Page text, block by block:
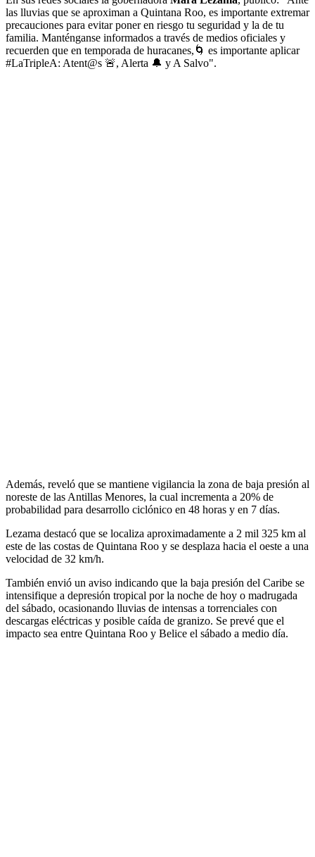
las lluvias que se aproximan a Quintana Roo, es importante extremar
precauciones para evitar poner en riesgo tu seguridad y la de tu
familia. Manténganse informados a través de medios oficiales y
recuerden que en temporada de huracanes,🌀 es importante aplicar
#LaTripleA: Atent@s 🚨, Alerta 🔔 y A Salvo".
Además, reveló que se mantiene vigilancia la zona de baja presión al
noreste de las Antillas Menores, la cual incrementa a 20% de
probabilidad para desarrollo ciclónico en 48 horas y en 7 días.
Lezama destacó que se localiza aproximadamente a 2 mil 325 km al
este de las costas de Quintana Roo y se desplaza hacia el oeste a una
velocidad de 32 km/h.
También envió un aviso indicando que la baja presión del Caribe se
intensifique a depresión tropical por la noche de hoy o madrugada
del sábado, ocasionando lluvias de intensas a torrenciales con
descargas eléctricas y posible caída de granizo. Se prevé que el
impacto sea entre Quintana Roo y Belice el sábado a medio día.